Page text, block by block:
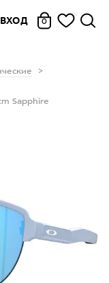
ВХОД 0
Sapphire